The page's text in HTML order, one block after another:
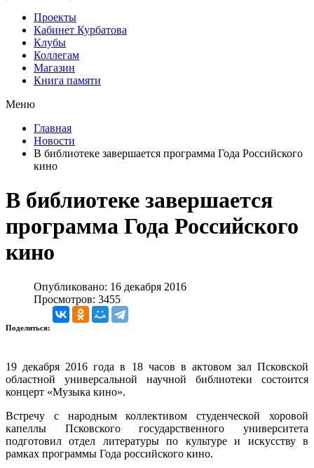
Проекты
Кабинет Курбатова
Клубы
Коллегам
Магазин
Книга памяти
Меню
Главная
Новости
В библиотеке завершается программа Года Российского
кино
В библиотеке завершается
программа Года Российского
кино
Опубликовано: 16 декабря 2016
Просмотров: 3455
Поделиться:
19 декабря 2016 года в 18 часов в актовом зал Псковской
областной универсальной научной библиотеки состоится
концерт «Музыка кино».
Встречу с народным коллективом студенческой хоровой
капеллы Псковского государственного университета
подготовил отдел литературы по культуре и искусству в
рамках программы Года российского кино.